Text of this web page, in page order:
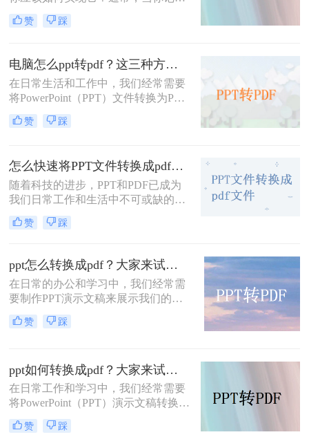
和整理数据时，你习惯于创建新的
PPT文档——这种常用的简单编辑文
档格式转换的问题。今天小编就来解
决一下ppt转pdf这个问题。
赞 踩
电脑怎么ppt转pdf？这三种方法教你快速解决！
在日常生活和工作中，我们经常需要
将PowerPoint（PPT）文件转换为PDF
格式，以便于在不具备PowerPoint软
件的设备上进行查看、打印或共享。
式。那么电脑怎么ppt转pdf呢？以下
是几种将PPT转换为PDF文件的方
法。
赞 踩
怎么快速将PPT文件转换成pdf文件？下面小编给推荐这三种方法!
随着科技的进步，PPT和PDF已成为
我们日常工作和生活中不可或缺的文
件格式。PPT以其丰富的视觉效果和
灵活的编辑功能，在演示和报告中发
格式和广泛的兼容性，在文件共享和
打印中占据一席之地。因此，将PPT
文件转换成PDF文件的需求日益增
加。那么怎么快速将PPT文件转换成
pdf文件呢？本文将介绍几种快速将
PPT文件转换成PDF文件的方法。
赞 踩
ppt怎么转换成pdf？大家来试试这三种方法吧！
在日常的办公和学习中，我们经常需
要制作PPT演示文稿来展示我们的想
法、数据或报告。然而，在某些情况
下，我们可能希望将PPT文件转换为
介绍PPT怎么转换成PDF，并探讨一
些相关的注意事项。
赞 踩
ppt如何转换成pdf？大家来试试这三种方法吧！
在日常工作和学习中，我们经常需要
将PowerPoint（PPT）演示文稿转换为
PDF（Portable Document Format）文
件。PDF格式的文件具有跨平台兼容
赞 踩